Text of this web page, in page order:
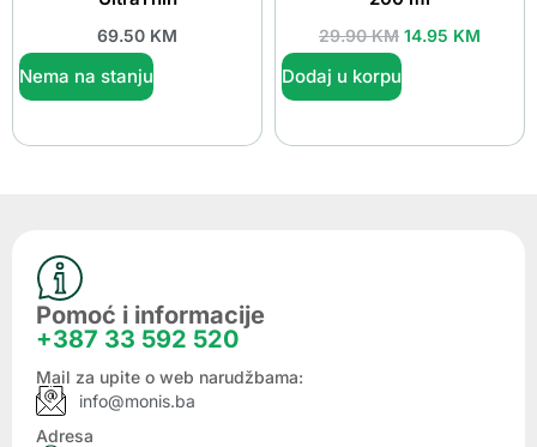
69.50 KM
Nema na stanju
29.90KM 14.95 KM
Dodaj u korpu
Pomoć i informacije
+387 33 592 520
Mail za upite o web narudžbama:
info@monis.ba
Adresa